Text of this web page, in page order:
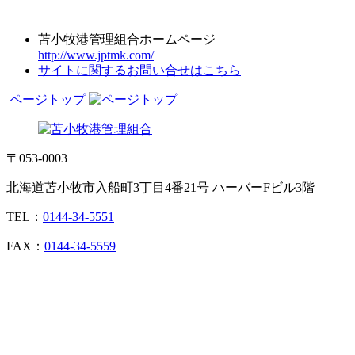
苫小牧港管理組合ホームページ
http://www.jptmk.com/
サイトに関するお問い合せはこちら
ページトップ
〒053-0003
北海道苫小牧市入船町3丁目4番21号 ハーバーFビル3階
TEL： 0144-34-5551
FAX： 0144-34-5559